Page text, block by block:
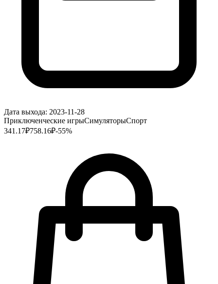
Дата выхода: 2023-11-28
Приключенческие игрыСимуляторыСпорт
341.17₽758.16₽-55%